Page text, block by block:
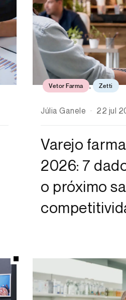
Vetor Farma , Zetti
Júlia Ganele 22 jul
Varejo
2026: 7
o próximo